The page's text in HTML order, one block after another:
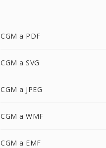
CGM a PDF
CGM a SVG
CGM a JPEG
CGM a WMF
CGM a EMF